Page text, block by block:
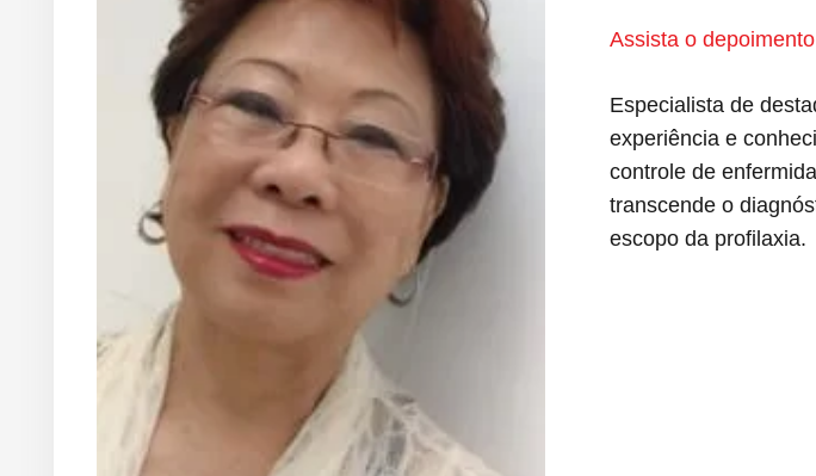
Assista o
Especialista de
experiência e
controle de
transcende o
escopo da profilaxia.